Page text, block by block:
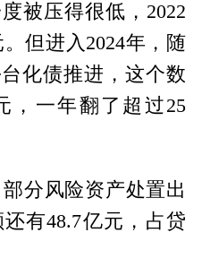
被压得很低，2022
但进入2024年，随
化债推进，这个数
，一年翻了超过25
分风险资产处置出
有48.7亿元，占贷